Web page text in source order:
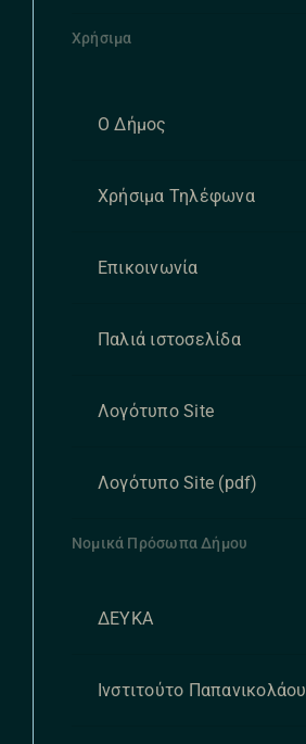
Χρήσιμα
Ο Δήμος
Χρήσιμα Τηλέφωνα
Επικοινωνία
Παλιά ιστοσελίδα
Λογότυπο Site
Λογότυπο Site (pdf)
Νομικά Πρόσωπα Δήμου
ΔΕΥΚΑ
Ινστιτούτο Παπανικολάου